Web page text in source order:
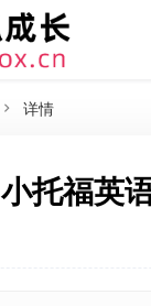
详情
小托福英